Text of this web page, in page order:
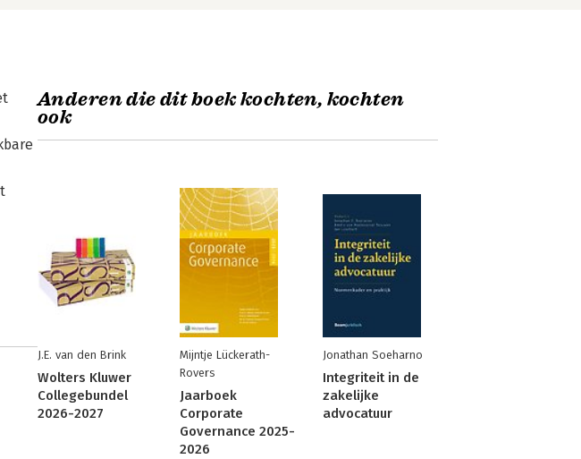
Anderen die dit boek kochten, kochten
ook
J.E. van den Brink
Wolters Kluwer
Collegebundel
2026-2027
Mijntje Lückerath-
Rovers
Jaarboek
Corporate
Governance 2025-
2026
Jonathan Soeharno
Integriteit in de
zakelijke
advocatuur